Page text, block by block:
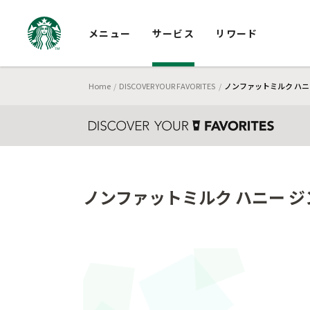
メニュー サービス リワード
Home DISCOVER YOUR FAVORITES ノンファットミルク ハ
ノンファットミルク ハニー